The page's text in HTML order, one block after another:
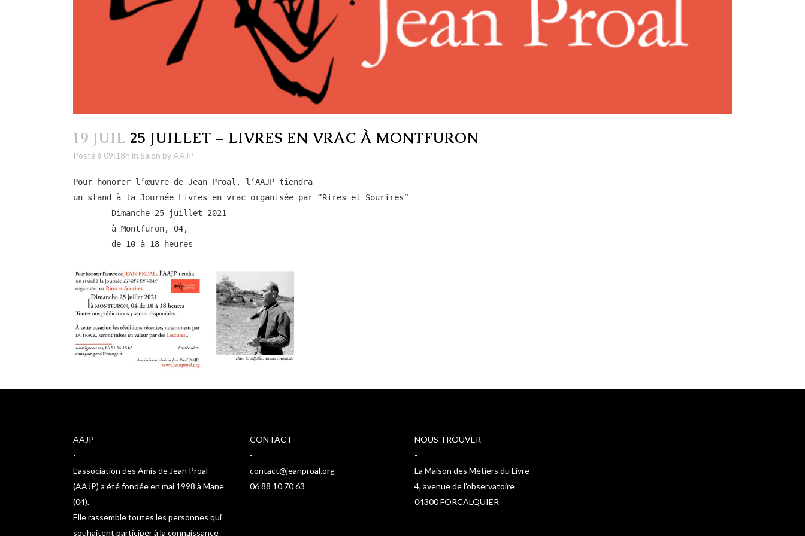
19 JUIL 25 JUILLET – LIVRES EN VRAC À MONTFURON
Posté à 09:18h in Salon by AAJP
Pour honorer l’œuvre de Jean Proal, l’AAJP tiendra
un stand à la Journée Livres en vrac organisée par “Rires et Sourires”
AAJP
-
L’association des Amis de Jean Proal
(AAJP) a été fondée en mai 1998 à Mane
(04).
Elle rassemble toutes les personnes qui
souhaitent participer à la connaissance
CONTACT
-
contact@jeanproal.org
06 88 10 70 63
NOUS TROUVER
-
La Maison des Métiers du Livre
4, avenue de l’observatoire
04300 FORCALQUIER